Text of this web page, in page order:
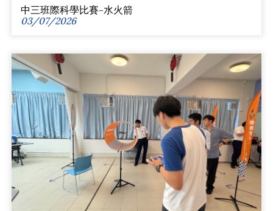
中三班際科學比賽-水火箭
03/07/2026